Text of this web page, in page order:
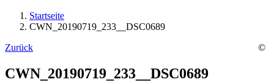
Startseite
CWN_20190719_233__DSC0689
Zurück
CWN_20190719_233__DSC0689
©